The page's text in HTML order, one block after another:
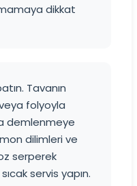
dikkat
Tavanın
folyoyla
demlenmeye
dilimleri ve
serperek
servis yapın.